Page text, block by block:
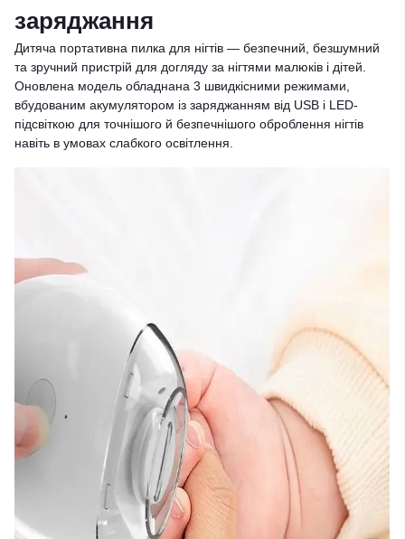
заряджання
Дитяча портативна пилка для нігтів — безпечний, безшумний
та зручний пристрій для догляду за нігтями малюків і дітей.
Оновлена модель обладнана 3 швидкісними режимами,
вбудованим акумулятором із заряджанням від USB і LED-
підсвіткою для точнішого й безпечнішого оброблення нігтів
навіть в умовах слабкого освітлення.